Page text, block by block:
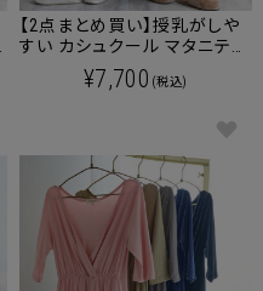
【2点まとめ買い】授乳がしや
すい カシュクール マタニティ
パジャマ マタニティ 授乳服
産後も使える
¥7,700 (税込)